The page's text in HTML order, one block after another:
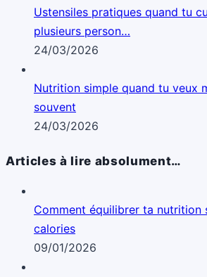
Ustensiles pratiques quand tu
plusieurs person…
24/03/2026
Nutrition simple quand tu veux
souvent
24/03/2026
Articles à lire absolument…
Comment équilibrer ta nutrition
calories
09/01/2026